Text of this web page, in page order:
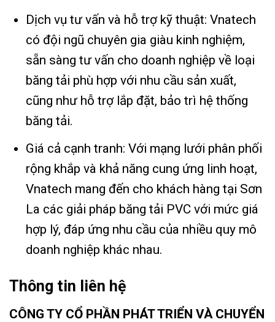
Dịch vụ tư vấn và hỗ trợ kỹ thuật: Vnatech
có đội ngũ chuyên gia giàu kinh nghiệm,
sẵn sàng tư vấn cho doanh nghiệp về loại
băng tải phù hợp với nhu cầu sản xuất,
cũng như hỗ trợ lắp đặt, bảo trì hệ thống
băng tải.
Giá cả cạnh tranh: Với mạng lưới phân phối
rộng khắp và khả năng cung ứng linh hoạt,
Vnatech mang đến cho khách hàng tại Sơn
La các giải pháp băng tải PVC với mức giá
hợp lý, đáp ứng nhu cầu của nhiều quy mô
doanh nghiệp khác nhau.
Thông tin liên hệ
CÔNG TY CỔ PHẦN PHÁT TRIỂN VÀ CHUYỂN